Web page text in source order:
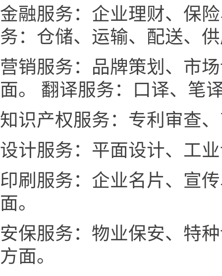
金融服务：企业理财、保
务：仓储、运输、配送、
营销服务：品牌策划、市
面。 翻译服务：口译、笔
知识产权服务：专利审查
设计服务：平面设计、工
印刷服务：企业名片、宣
面。
安保服务：物业保安、特
方面。